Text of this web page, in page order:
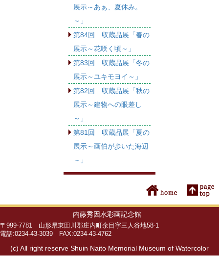
展示～あぁ、夏休み。
～」
第84回 収蔵品展「春の
展示～花咲く頃～」
第83回 収蔵品展「冬の
展示～ユキモヨイ～」
第82回 収蔵品展「秋の
展示～建物への眼差し
～」
第81回 収蔵品展「夏の
展示～画伯が歩いた海辺
～」
内藤秀因水彩画記念館
〒999-7781 山形県東田川郡庄内町余目字三人谷地58-1
電話:0234-43-3039 FAX:0234-43-4762
(c) All right reserve Shuin Naito Memorial Museum of Watercolor